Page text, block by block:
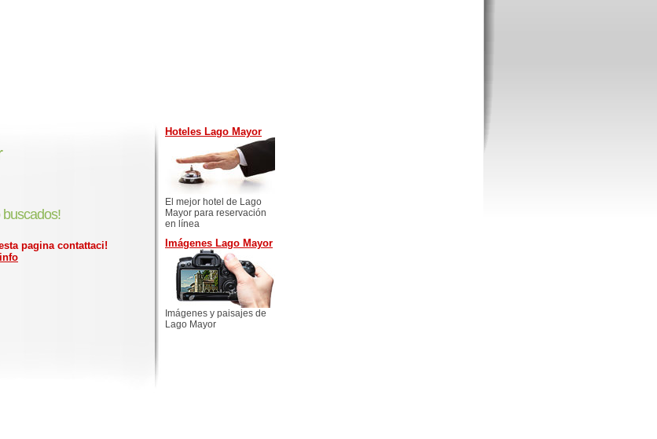
buscados!
pagina contattaci!
Hoteles Lago Mayor
El mejor hotel de Lago
Mayor para reservación
en línea
Imágenes Lago Mayor
Imágenes y paisajes de
Lago Mayor